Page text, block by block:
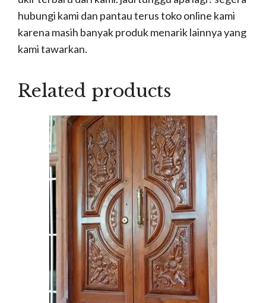
hubungi kami dan pantau terus toko online kami
karena masih banyak produk menarik lainnya yang
kami tawarkan.
Related products